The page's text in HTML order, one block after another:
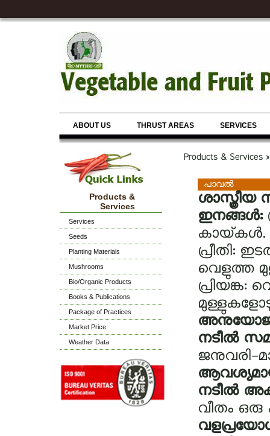
ABOUT US THRUST AREAS SERVICES
Products &
Services
Services
Seeds
Planting Materials
Mushrooms
Bio/Organic Products
Books & Publications
Package of Practices
Market Price
Weather Data
Products &
പാവല്‍
ശാസ്ത്രീയ
ഇനങ്ങള്‍:
കായ്‌‌കള്‍.
പ്രീതി:
വെളുത്ത
പ്രിയങ്ക:
നടീല്‍
ജനുവരി-
നടീല്‍
വീതം ഒരു